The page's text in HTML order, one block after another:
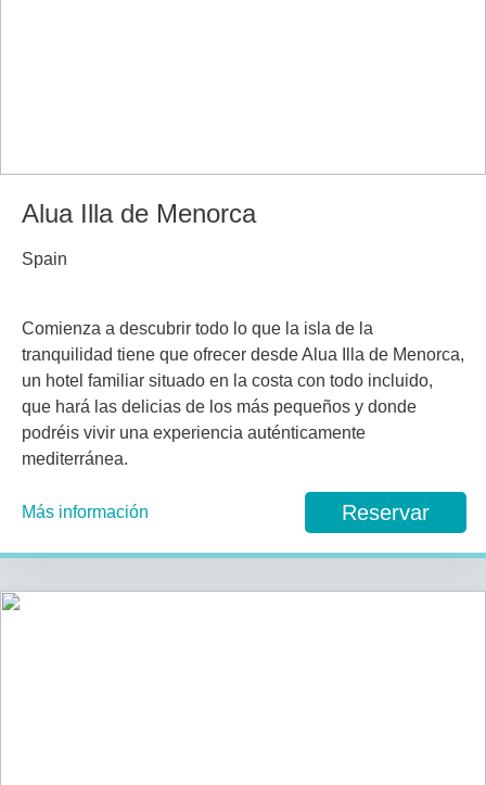
Alua Illa de Menorca
Spain
Comienza a descubrir todo lo que la isla de la
tranquilidad tiene que ofrecer desde Alua Illa de Menorca,
un hotel familiar situado en la costa con todo incluido,
que hará las delicias de los más pequeños y donde
podréis vivir una experiencia auténticamente
mediterránea.
Más información Reservar